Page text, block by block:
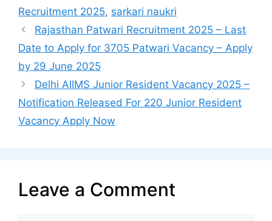
Recruitment 2025, sarkari naukri
Rajasthan Patwari Recruitment 2025 – Last
Date to Apply for 3705 Patwari Vacancy – Apply
by 29 June 2025
Delhi AIIMS Junior Resident Vacancy 2025 –
Notification Released For 220 Junior Resident
Vacancy Apply Now
Leave a Comment